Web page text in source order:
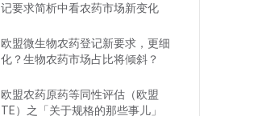
记要求简析中看农药市场新变化
欧盟微生物农药登记新要求，更细
化？生物农药市场占比将倾斜？
欧盟农药原药等同性评估（欧盟
TE）之「关于规格的那些事儿」